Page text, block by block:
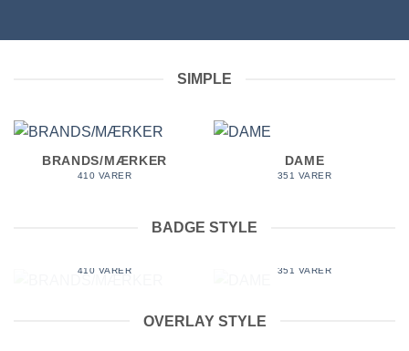
SIMPLE
BRANDS/MÆRKER
410 VARER
DAME
351 VARER
BADGE STYLE
410 VARER 351 VARER
OVERLAY STYLE